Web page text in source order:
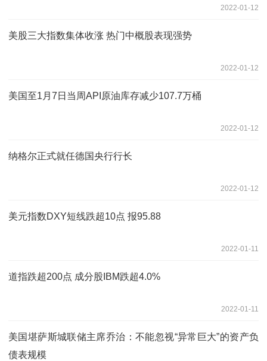
2022-01-12
美股三大指数集体收涨 热门中概股表现强势
2022-01-12
美国至1月7日当周API原油库存减少107.7万桶
2022-01-12
纳格尔正式就任德国央行行长
2022-01-12
美元指数DXY短线跌超10点 报95.88
2022-01-11
道指跌超200点 成分股IBM跌超4.0%
2022-01-11
美国堪萨斯城联储主席乔治：不能忽视“异常巨大”的资产负
债表规模